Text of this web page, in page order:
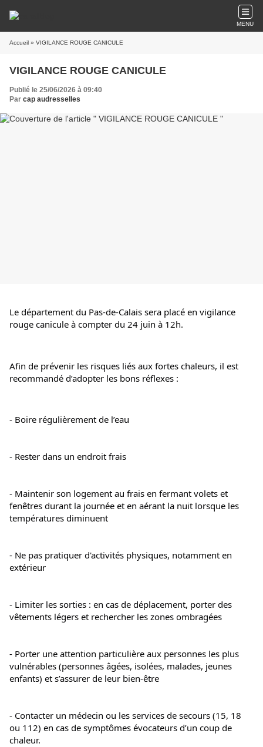
MENU
Accueil » VIGILANCE ROUGE CANICULE
VIGILANCE ROUGE CANICULE
Publié le 25/06/2026 à 09:40
Par cap audresselles
Le département du Pas-de-Calais sera placé en vigilance
rouge canicule à compter du 24 juin à 12h.
Afin de prévenir les risques liés aux fortes chaleurs, il est
recommandé d’adopter les bons réflexes :
- Boire régulièrement de l’eau
- Rester dans un endroit frais
- Maintenir son logement au frais en fermant volets et
fenêtres durant la journée et en aérant la nuit lorsque les
températures diminuent
- Ne pas pratiquer d'activités physiques, notamment en
extérieur
- Limiter les sorties : en cas de déplacement, porter des
vêtements légers et rechercher les zones ombragées
- Porter une attention particulière aux personnes les plus
vulnérables (personnes âgées, isolées, malades, jeunes
enfants) et s’assurer de leur bien-être
- Contacter un médecin ou les services de secours (15, 18
ou 112) en cas de symptômes évocateurs d’un coup de
chaleur.